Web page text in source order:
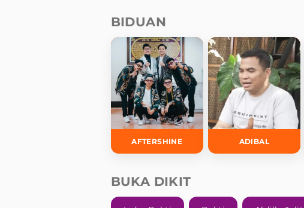
BIDUAN
AFTERSHINE ADIBAL
BUKA DIKIT